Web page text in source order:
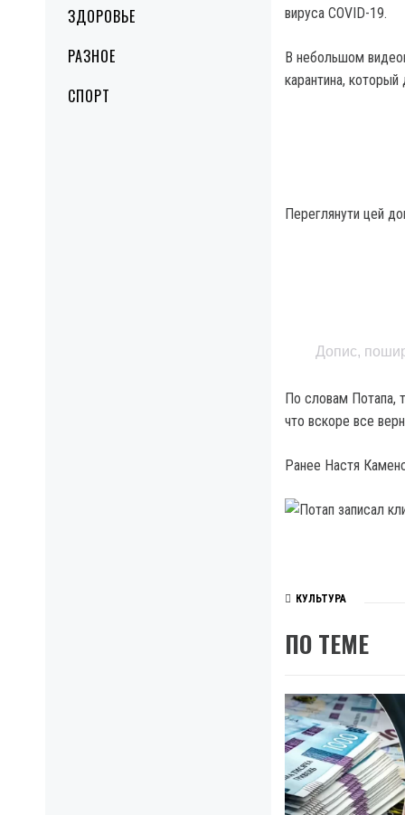
ЗДОРОВЬЕ
РАЗНОЕ
СПОРТ
вируса COVID-19.
В небольшом
карантина,
Переглянути цей
Допис,
По словам Потапа,
что вскоре все
Ранее Настя
КУЛЬТУРА
ПО ТЕМЕ